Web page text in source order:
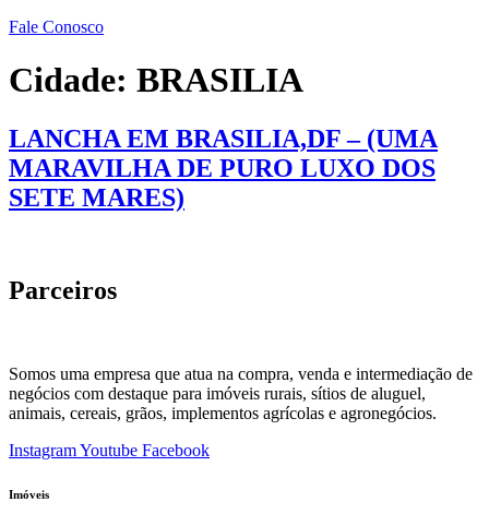
Fale Conosco
Cidade: BRASILIA
LANCHA EM BRASILIA,DF – (UMA
MARAVILHA DE PURO LUXO DOS
SETE MARES)
Parceiros
Somos uma empresa que atua na compra, venda e intermediação de
negócios com destaque para imóveis rurais, sítios de aluguel,
animais, cereais, grãos, implementos agrícolas e agronegócios.
InstagramYoutube Facebook
Imóveis